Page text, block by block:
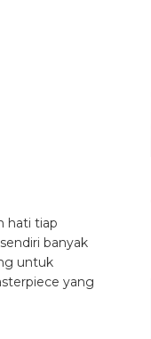
hati tiap
banyak
untuk
yang